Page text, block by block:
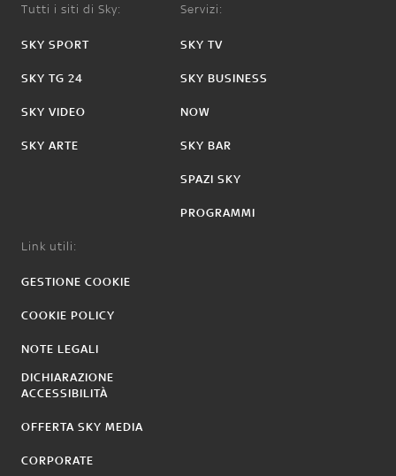
Tutti i siti di Sky:
SKY SPORT
SKY TG 24
SKY VIDEO
SKY ARTE
Servizi:
SKY TV
SKY BUSINESS
NOW
SKY BAR
SPAZI SKY
PROGRAMMI
Link utili:
GESTIONE COOKIE
COOKIE POLICY
NOTE LEGALI
DICHIARAZIONE
ACCESSIBILITÀ
OFFERTA SKY MEDIA
CORPORATE